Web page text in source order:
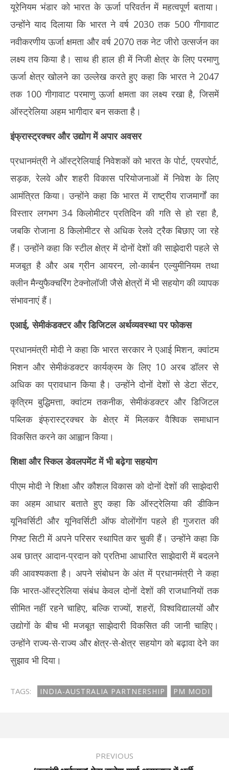
यूरेनियम भंडार को भारत के ऊर्जा परिवर्तन में महत्वपूर्ण बताया।
उन्होंने याद दिलाया कि भारत ने वर्ष 2030 तक 500 गीगावाट
नवीकरणीय ऊर्जा क्षमता और वर्ष 2070 तक नेट जीरो उत्सर्जन का
लक्ष्य तय किया है। साथ ही हाल ही में निजी क्षेत्र के लिए परमाणु
ऊर्जा क्षेत्र खोलने का उल्लेख करते हुए कहा कि भारत ने 2047
तक 100 गीगावाट परमाणु ऊर्जा क्षमता का लक्ष्य रखा है, जिसमें
ऑस्ट्रेलिया अहम भागीदार बन सकता है।
इंफ्रास्ट्रक्चर और उद्योग में अपार अवसर
प्रधानमंत्री ने ऑस्ट्रेलियाई निवेशकों को भारत के पोर्ट, एयरपोर्ट,
सड़क, रेलवे और शहरी विकास परियोजनाओं में निवेश के लिए
आमंत्रित किया। उन्होंने कहा कि भारत में राष्ट्रीय राजमार्गों का
विस्तार लगभग 34 किलोमीटर प्रतिदिन की गति से हो रहा है,
जबकि रोजाना 8 किलोमीटर से अधिक रेलवे ट्रैक बिछाए जा रहे
हैं। उन्होंने कहा कि स्टील क्षेत्र में दोनों देशों की साझेदारी पहले से
मजबूत है और अब ग्रीन आयरन, लो-कार्बन एल्युमीनियम तथा
क्लीन मैन्युफैक्चरिंग टेक्नोलॉजी जैसे क्षेत्रों में भी सहयोग की व्यापक
संभावनाएं हैं।
एआई, सेमीकंडक्टर और डिजिटल अर्थव्यवस्था पर फोकस
प्रधानमंत्री मोदी ने कहा कि भारत सरकार ने एआई मिशन, क्वांटम
मिशन और सेमीकंडक्टर कार्यक्रम के लिए 10 अरब डॉलर से
अधिक का प्रावधान किया है। उन्होंने दोनों देशों से डेटा सेंटर,
कृत्रिम बुद्धिमत्ता, क्वांटम तकनीक, सेमीकंडक्टर और डिजिटल
पब्लिक इंफ्रास्ट्रक्चर के क्षेत्र में मिलकर वैश्विक समाधान
विकसित करने का आह्वान किया।
शिक्षा और स्किल डेवलपमेंट में भी बढ़ेगा सहयोग
पीएम मोदी ने शिक्षा और कौशल विकास को दोनों देशों की साझेदारी
का अहम आधार बताते हुए कहा कि ऑस्ट्रेलिया की डीकिन
यूनिवर्सिटी और यूनिवर्सिटी ऑफ वोलोंगोंग पहले ही गुजरात की
गिफ्ट सिटी में अपने परिसर स्थापित कर चुकी हैं। उन्होंने कहा कि
अब छात्र आदान-प्रदान को प्रतिभा आधारित साझेदारी में बदलने
की आवश्यकता है। अपने संबोधन के अंत में प्रधानमंत्री ने कहा
कि भारत-ऑस्ट्रेलिया संबंध केवल दोनों देशों की राजधानियों तक
सीमित नहीं रहने चाहिए, बल्कि राज्यों, शहरों, विश्वविद्यालयों और
उद्योगों के बीच भी मजबूत साझेदारी विकसित की जानी चाहिए।
उन्होंने राज्य-से-राज्य और क्षेत्र-से-क्षेत्र सहयोग को बढ़ावा देने का
सुझाव भी दिया।
TAGS: INDIA-AUSTRALIA PARTNERSHIP PM MODI
PREVIOUS